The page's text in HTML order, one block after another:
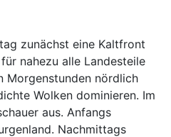
zunächst eine Kaltfront
nahezu alle Landesteile
Morgenstunden nördlich
Wolken dominieren. Im
aus. Anfangs
Nachmittags